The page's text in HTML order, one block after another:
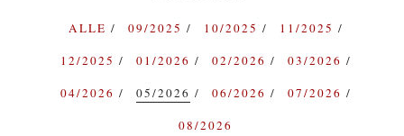
ALLE 09/2025 10/2025
11/2025
12/2025
01/2026 02/2026
03/2026
04/2026
05/2026 06/2026
07/2026
08/2026